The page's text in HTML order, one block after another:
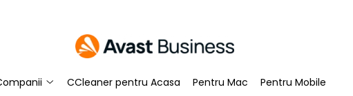
CCleaner pentru Acasa Pentru Mac Pentru Mobile